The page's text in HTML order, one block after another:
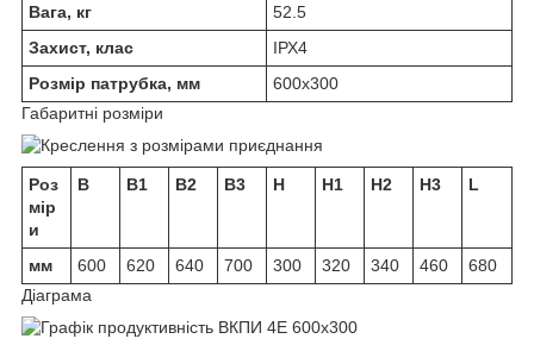
Вага, кг
52.5
Захист, клас
ІРХ4
Розмір патрубка, мм
600х300
Габаритні розміри
Роз
мір
и
B B1 B2 B3 H H1 H2 H3 L
мм 600 620 640 700 300 320 340 460
680
Діаграма